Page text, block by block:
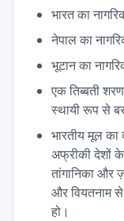
भारत का
नेपाल का
भूटान का
एक तिब्बती
स्थायी रूप से
भारतीय मूल का
अफ्रीकी देशों
तांगानिका और
और वियतनाम
हो।